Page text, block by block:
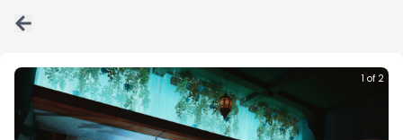
1 of 2